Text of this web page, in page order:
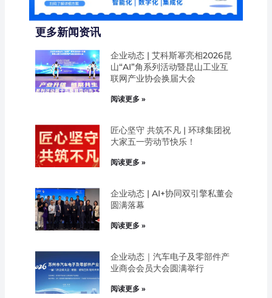
更多新闻资讯
企业动态 | 艾科斯幂亮相2026昆
山“AI”角系列活动暨昆山工业互
联网产业协会换届大会
阅读更多 »
匠心坚守 共筑不凡 | 环球集团祝
大家五一劳动节快乐！
阅读更多 »
企业动态 | AI+协同双引擎私董会
圆满落幕
阅读更多 »
企业动态｜汽车电子及零部件产
业商会会员大会圆满举行
阅读更多 »